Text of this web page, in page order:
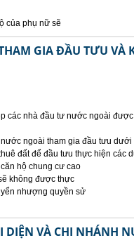
của phụ nữ sẽ
GIA ĐẦU TƯU VÀ
các nhà đầu tư nước ngoài
ngoài tham gia đầu tưu
đất để đầu tưu thực hiện các
hộ chung cư cao
không được thực
nhượng quyền sử
DIỆN VÀ CHI NHÁNH